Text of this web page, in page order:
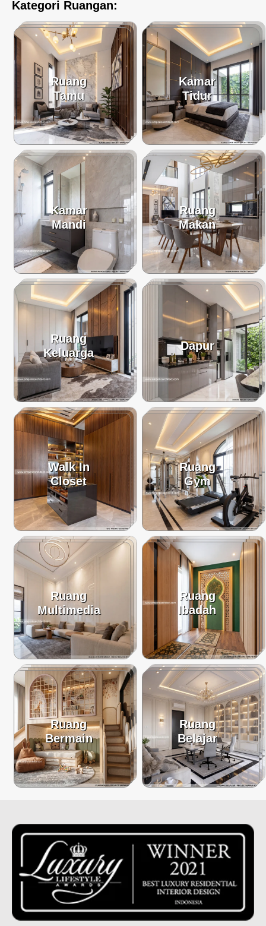
Kategori Ruangan:
Ruang
Tamu
Kamar
Tidur
Kamar
Mandi
Ruang
Makan
Ruang
Keluarga
Dapur
Walk In
Closet
Ruang
Gym
Ruang
Multimedia
Ruang
Ibadah
Ruang
Bermain
Ruang
Belajar